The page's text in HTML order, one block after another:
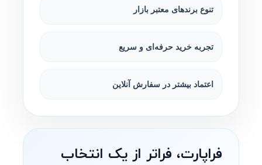
تنوع برندهای معتبر بازار
تجربه خرید حرفه‌ای و سریع
اعتماد بیشتر در سفارش آنلاین
فراپارت، فراتر از یک انتخاب